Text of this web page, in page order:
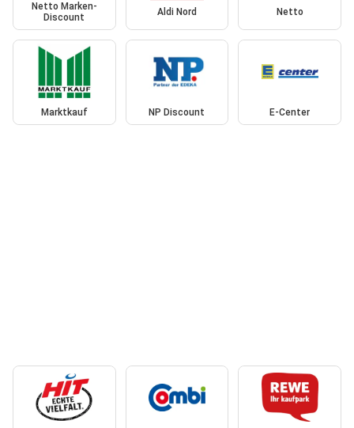
Netto Marken-
Discount
Aldi Nord Netto
Marktkauf NP Discount E-Center